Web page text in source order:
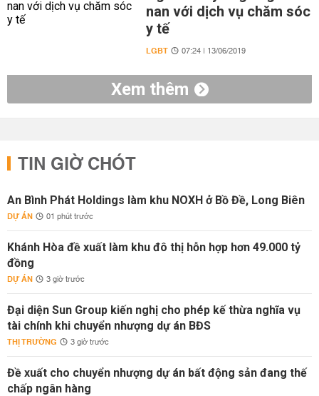
nan với dịch vụ chăm sóc
y tế
LGBT 07:24 | 13/06/2019
Xem thêm
TIN GIỜ CHÓT
An Bình Phát Holdings làm khu NOXH ở Bồ Đề, Long Biên
DỰ ÁN 01 phút trước
Khánh Hòa đề xuất làm khu đô thị hỗn hợp hơn 49.000 tỷ
đồng
DỰ ÁN 3 giờ trước
Đại diện Sun Group kiến nghị cho phép kế thừa nghĩa vụ
tài chính khi chuyển nhượng dự án BĐS
THỊ TRƯỜNG 3 giờ trước
Đề xuất cho chuyển nhượng dự án bất động sản đang thế
chấp ngân hàng